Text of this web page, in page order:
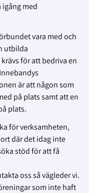
med
vara med och
utbilda
för att bedriva en
är att någon som
på plats samt att en
plats.
för verksamheten,
där det idag inte
stöd för att få
oss så vägleder vi.
som inte haft